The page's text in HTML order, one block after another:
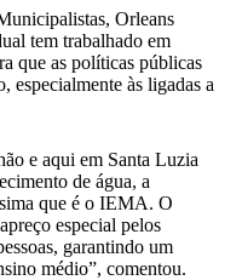
Orleans
tem trabalhado em
que as políticas públicas
especialmente às ligadas a
e aqui em Santa Luzia
de água, a
que é o IEMA. O
especial pelos
garantindo um
médio”, comentou.